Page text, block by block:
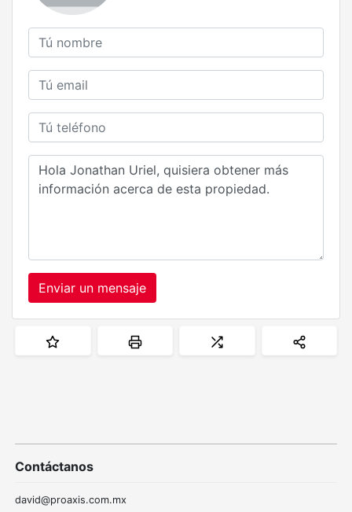
Enviar un mensaje
Contáctanos
david@proaxis.com.mx